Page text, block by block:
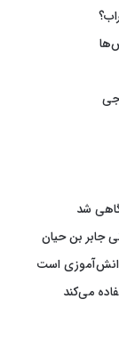
شد
است
می‌کند